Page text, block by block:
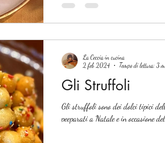
Gli Struffoli
Gli struffoli sono dei dolci tipici
peeparati a Natale e in
La Ceccia in cucina
2 feb 2024
Tempo di lettura: 3